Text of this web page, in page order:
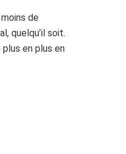
de
quelqu’il soit.
en plus en